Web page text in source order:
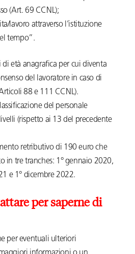
(Art. 69 CCNL);
lavoro attraverso l’istituzione
tempo”.
di età anagrafica per cui diventa
del lavoratore in caso di
88 e 111 CCNL).
del personale
(rispetto ai 13 del precedente
retributivo di 190 euro che
in tre tranches: 1° gennaio 2020,
e 1° dicembre 2022.
per saperne di
per eventuali ulteriori